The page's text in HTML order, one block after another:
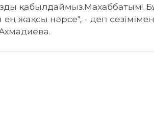
қабылдаймыз.Махаббатым!
ең жақсы нәрсе", - деп сезімімен